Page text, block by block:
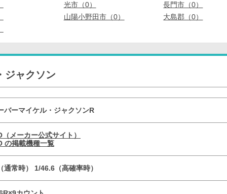
光市（0）
長門市（0）
山陽小野田市（0）
大島郡（0）
ジャクソン
バーマイケル・ジャクソンR
メーカー公式サイト）
の掲載機種一覧
通常時） 1/46.6（高確率時）